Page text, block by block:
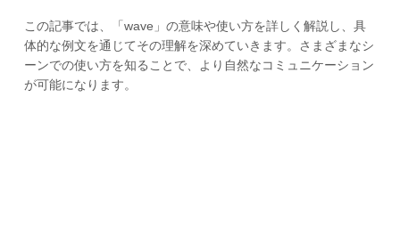
この記事では、「wave」の意味や使い方を詳しく解説し、具
体的な例文を通じてその理解を深めていきます。さまざまなシ
ーンでの使い方を知ることで、より自然なコミュニケーション
が可能になります。